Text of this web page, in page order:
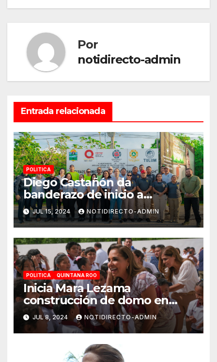
Por
notidirecto-admin
Entrada relacionada
POLITICA
Diego Castañón da
banderazo de inicio a
Operativo Verano Seguro
2024
JUL 15, 2024 NOTIDIRECTO-ADMIN
POLITICA QUINTANA ROO
Inicia Mara Lezama
construcción de domo en
Primaria “Ermilo Abreu
Gómez” en Benito Juárez
para bienestar de alumnas y
alumnos
JUL 8, 2024 NOTIDIRECTO-ADMIN